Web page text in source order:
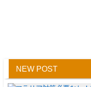
NEW POST